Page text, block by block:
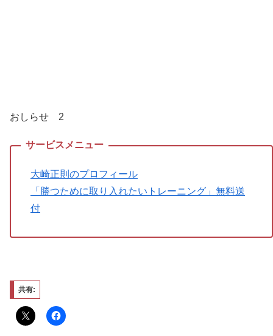
おしらせ 2
大崎正則のプロフィール
「勝つために取り入れたいトレーニング」無料送
付
共有: